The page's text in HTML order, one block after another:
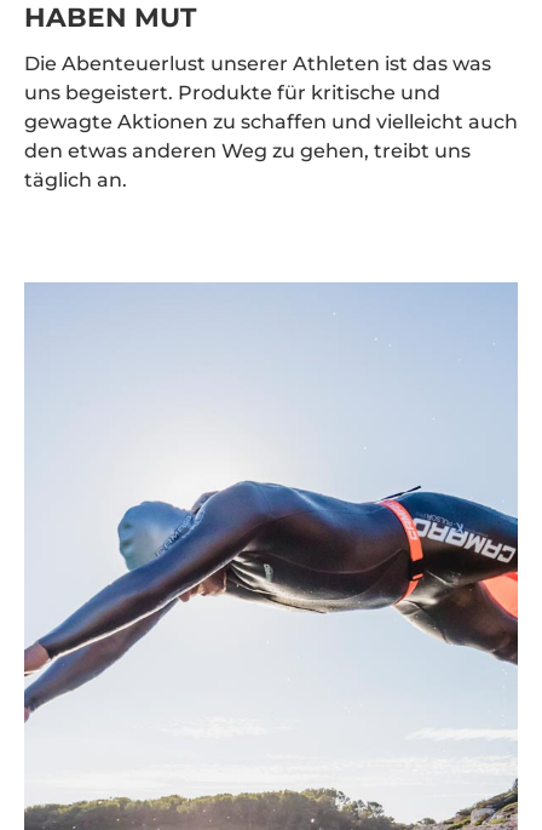
HABEN MUT
Die Abenteuerlust unserer Athleten ist das was
uns begeistert. Produkte für kritische und
gewagte Aktionen zu schaffen und vielleicht auch
den etwas anderen Weg zu gehen, treibt uns
täglich an.